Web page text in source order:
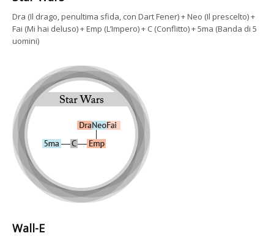
Dra (Il drago, penultima sfida, con Dart Fener) + Neo (Il prescelto) +
Fai (Mi hai deluso) + Emp (L’Impero) + C (Conflitto) + 5ma (Banda di 5
uomini)
Wall-E